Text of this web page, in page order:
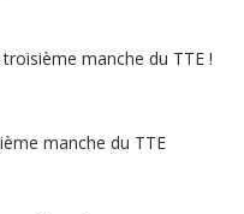
manche du TTE !
manche du TTE